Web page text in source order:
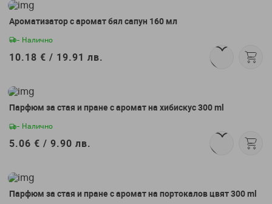
Ароматизатор с аромат бял сапун 160 мл
- Налично
10.18 € / 19.91 лв.
Парфюм за стая и пране с аромат на хибискус 300 ml
- Налично
5.06 € / 9.90 лв.
Парфюм за стая и пране с аромат на портокалов цвят 300 ml